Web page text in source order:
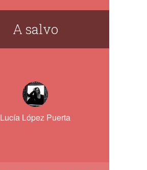
A salvo
Lucía López Puerta